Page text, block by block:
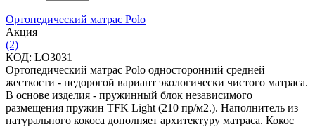
Ортопедический матрас Polo
Aкция
(2)
КОД: LO3031
Ортопедический матрас Polo односторонний средней
жесткости - недорогой вариант экологически чистого матраса.
В основе изделия - пружинный блок независимого
размещения пружин TFK Light (210 пр/м2.). Наполнитель из
натурального кокоса дополняет архитектуру матраса. Кокос